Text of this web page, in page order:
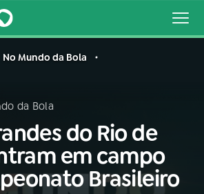
Buscar
No Mundo da Bola
da Bola
do Rio de
em campo
Brasileiro